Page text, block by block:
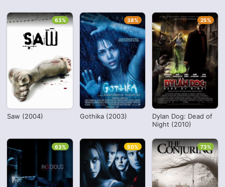
Saw (2004)
63%
Gothika (2003)
38%
Dylan Dog: Dead of
Night (2010)
25%
63% 50% 73%